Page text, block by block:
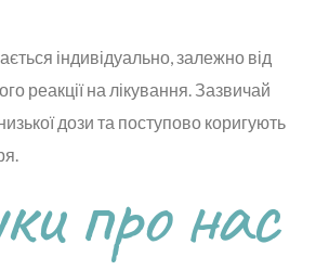
індивідуально, залежно від
реакції на лікування. Зазвичай
дози та поступово коригують
про нас